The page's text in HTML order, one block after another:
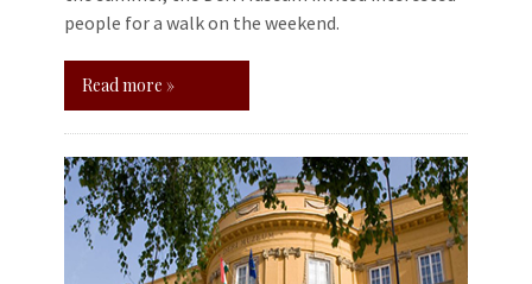
people for a walk on the weekend.
Read more »